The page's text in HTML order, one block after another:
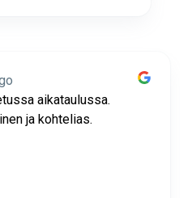
aikataulussa.
ja kohtelias.